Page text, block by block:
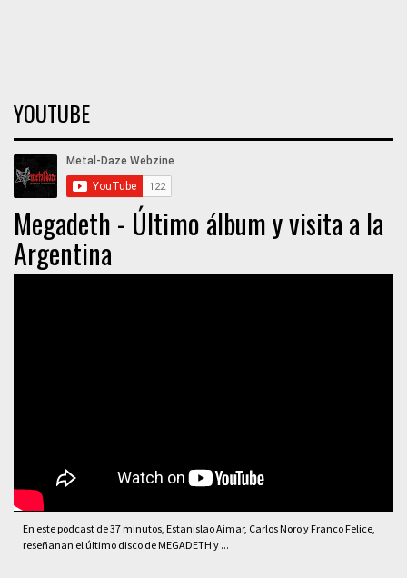
YOUTUBE
Megadeth - Último álbum y visita a la
Argentina
En este podcast de 37 minutos, Estanislao Aimar, Carlos Noro y Franco Felice,
reseñanan el último disco de MEGADETH y ...